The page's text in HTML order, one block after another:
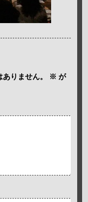
りません。 ※ が